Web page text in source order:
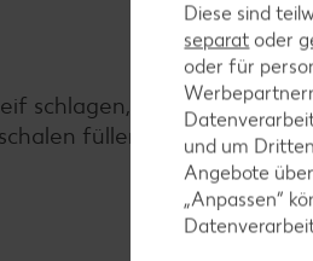
schlagen, mit
füllen.
Diese sind
separat oder
oder für
und um
Angebote
„Anpassen“